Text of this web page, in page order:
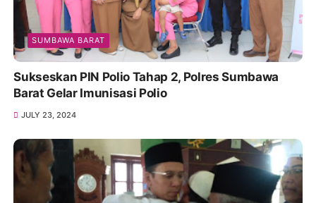
SUMBAWA BARAT
Sukseskan PIN Polio Tahap 2, Polres Sumbawa
Barat Gelar Imunisasi Polio
JULY 23, 2024